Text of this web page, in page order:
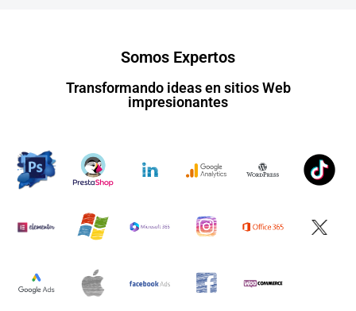
Somos Expertos
Transformando ideas en sitios Web
impresionantes